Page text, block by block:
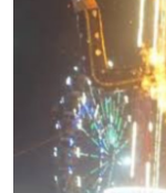
Gallery
मध्यप्रदेश